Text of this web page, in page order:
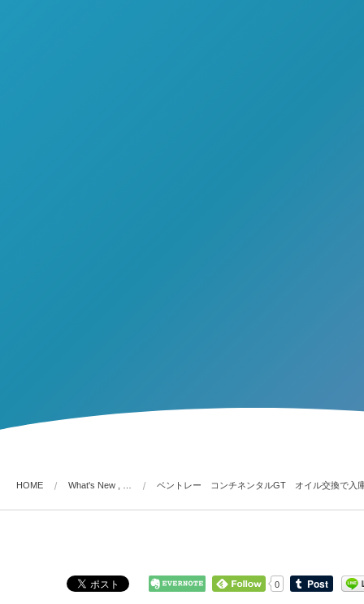
HOME What's New , … ベントレー コンチネンタルGT オイル交換で入
0